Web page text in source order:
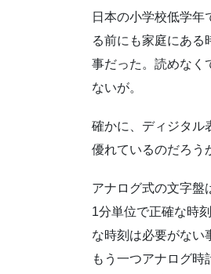
日本の小学校低学年
る前にも家庭にある
事だった。読めなく
ないが。
確かに、ディジタル
優れているのだろう
アナログ式の文字盤
1分単位で正確な時
な時刻は必要がない
もう一つアナログ